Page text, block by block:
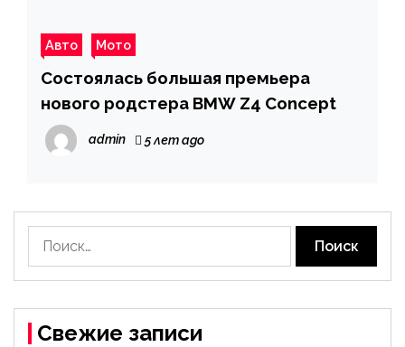
Авто Мото
Состоялась большая премьера
нового родстера BMW Z4 Concept
admin 5 лет ago
Свежие записи